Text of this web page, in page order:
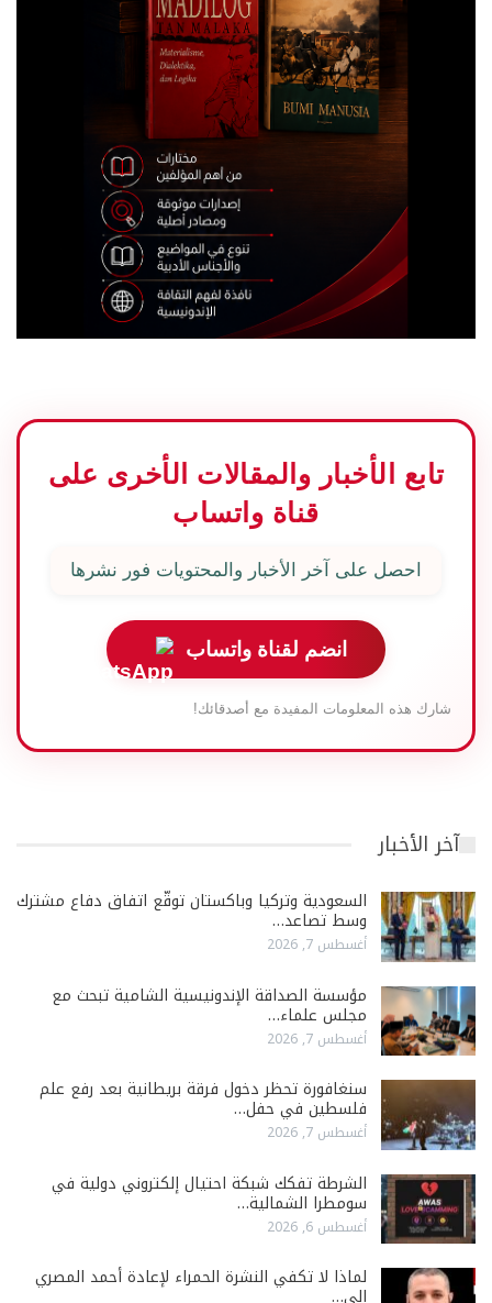
تابع الأخبار والمقالات الأخرى على
قناة واتساب
احصل على آخر الأخبار والمحتويات فور نشرها
انضم لقناة واتساب
شارك هذه المعلومات المفيدة مع أصدقائك!
آخر الأخبار
السعودية وتركيا وباكستان توقّع اتفاق دفاع مشترك
وسط تصاعد…
أغسطس 7, 2026
مؤسسة الصداقة الإندونيسية الشامية تبحث مع
مجلس علماء…
أغسطس 7, 2026
سنغافورة تحظر دخول فرقة بريطانية بعد رفع علم
فلسطين في حفل…
أغسطس 7, 2026
الشرطة تفكك شبكة احتيال إلكتروني دولية في
سومطرا الشمالية…
أغسطس 6, 2026
لماذا لا تكفي النشرة الحمراء لإعادة أحمد المصري